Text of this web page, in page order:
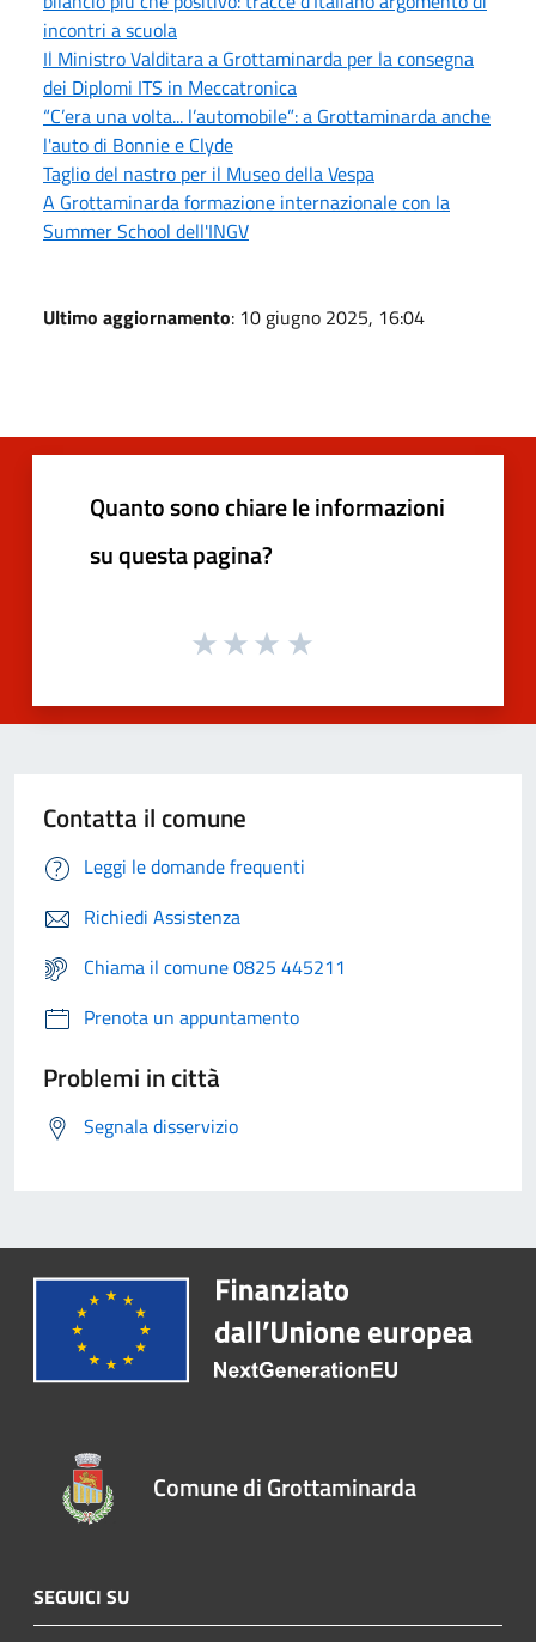
incontri a scuola
Il Ministro Valditara a Grottaminarda per la consegna
dei Diplomi ITS in Meccatronica
“C’era una volta... l’automobile”: a Grottaminarda anche
l'auto di Bonnie e Clyde
Taglio del nastro per il Museo della Vespa
A Grottaminarda formazione internazionale con la
Summer School dell'INGV
Ultimo aggiornamento: 10 giugno 2025, 16:04
Quanto sono chiare le informazioni
su questa pagina?
Contatta il comune
Leggi le domande frequenti
Richiedi Assistenza
Chiama il comune 0825 445211
Prenota un appuntamento
Problemi in città
Segnala disservizio
Comune di Grottaminarda
SEGUICI SU